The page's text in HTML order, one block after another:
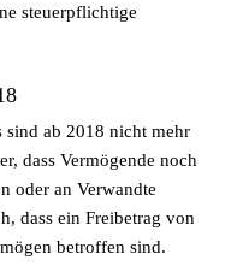
steuerpflichtige
sind ab 2018 nicht mehr
dass Vermögende noch
oder an Verwandte
dass ein Freibetrag von
betroffen sind.